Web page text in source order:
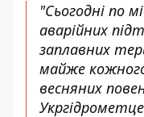
"Сьогодні по
аварійних
заплавних
майже
весняних